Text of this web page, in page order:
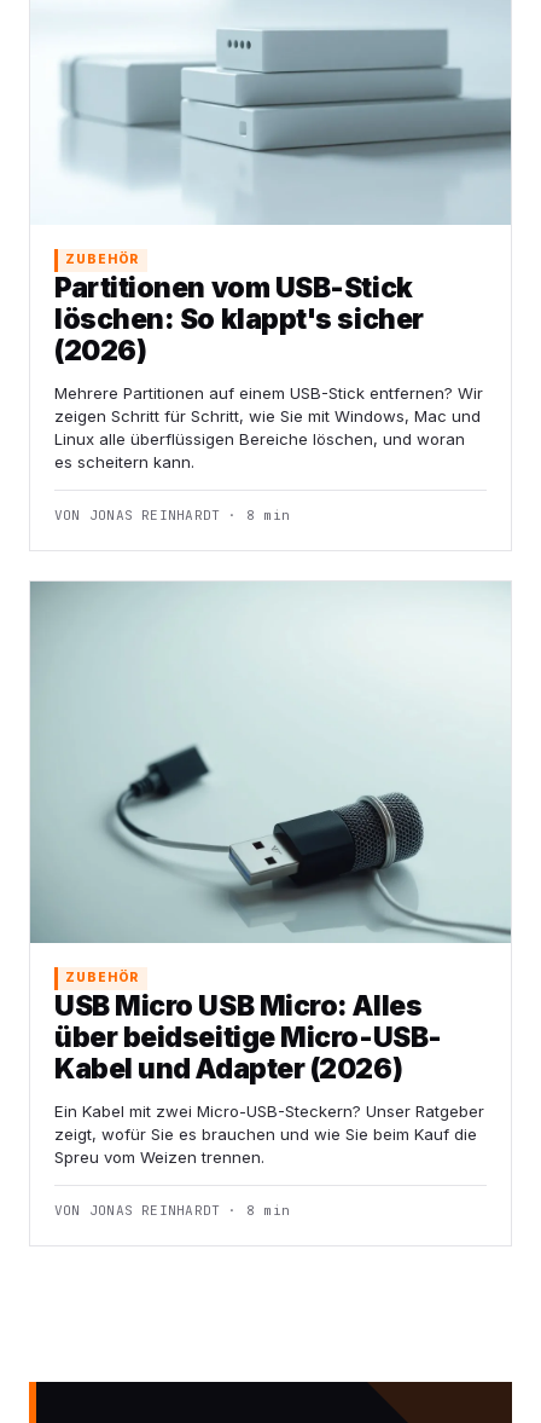
ZUBEHÖR
Partitionen vom USB-Stick
löschen: So klappt's sicher
(2026)
Mehrere Partitionen auf einem USB-Stick entfernen? Wir
zeigen Schritt für Schritt, wie Sie mit Windows, Mac und
Linux alle überflüssigen Bereiche löschen, und woran
es scheitern kann.
VON JONAS REINHARDT · 8 min
ZUBEHÖR
USB Micro USB Micro: Alles
über beidseitige Micro-USB-
Kabel und Adapter (2026)
Ein Kabel mit zwei Micro-USB-Steckern? Unser Ratgeber
zeigt, wofür Sie es brauchen und wie Sie beim Kauf die
Spreu vom Weizen trennen.
VON JONAS REINHARDT · 8 min